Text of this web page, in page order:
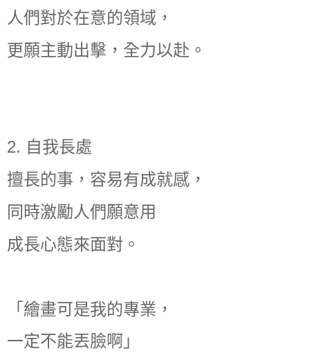
人們對於在意的領域，
更願主動出擊，全力以赴。
2. 自我長處
擅長的事，容易有成就感，
同時激勵人們願意用
成長心態來面對。
「繪畫可是我的專業，
一定不能丟臉啊」